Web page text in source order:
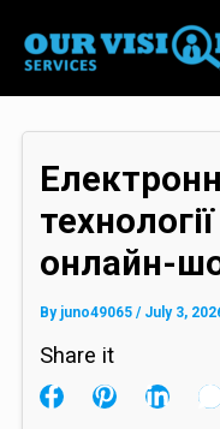
content
онлайн-
By juno49065/ July 3,
Share it